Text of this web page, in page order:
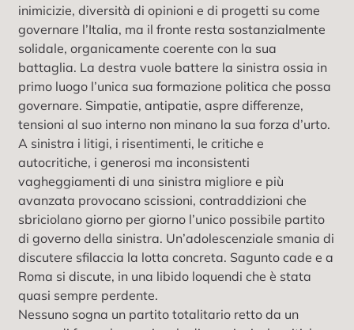
inimicizie, diversità di opinioni e di progetti su come
governare l’Italia, ma il fronte resta sostanzialmente
solidale, organicamente coerente con la sua
battaglia. La destra vuole battere la sinistra ossia in
primo luogo l’unica sua formazione politica che possa
governare. Simpatie, antipatie, aspre differenze,
tensioni al suo interno non minano la sua forza d’urto.
A sinistra i litigi, i risentimenti, le critiche e
autocritiche, i generosi ma inconsistenti
vagheggiamenti di una sinistra migliore e più
avanzata provocano scissioni, contraddizioni che
sbriciolano giorno per giorno l’unico possibile partito
di governo della sinistra. Un’adolescenziale smania di
discutere sfilaccia la lotta concreta. Sagunto cade e a
Roma si discute, in una libido loquendi che è stata
quasi sempre perdente.
Nessuno sogna un partito totalitario retto da un